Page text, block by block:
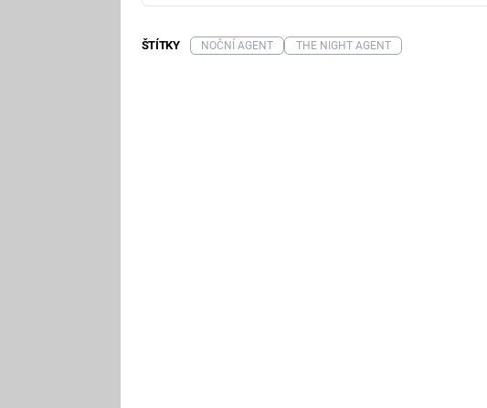
ŠTÍTKY NOČNÍ AGENT THE NIGHT AGENT